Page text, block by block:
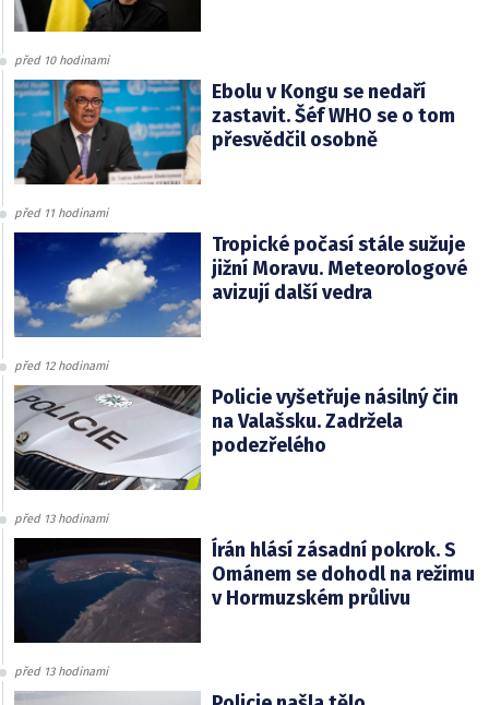
před 10 hodinami
Ebolu v Kongu se nedaří
zastavit. Šéf WHO se o tom
přesvědčil osobně
před 11 hodinami
Tropické počasí stále sužuje
jižní Moravu. Meteorologové
avizují další vedra
před 12 hodinami
Policie vyšetřuje násilný čin
na Valašsku. Zadržela
podezřelého
před 13 hodinami
Írán hlásí zásadní pokrok. S
Ománem se dohodl na režimu
v Hormuzském průlivu
před 13 hodinami